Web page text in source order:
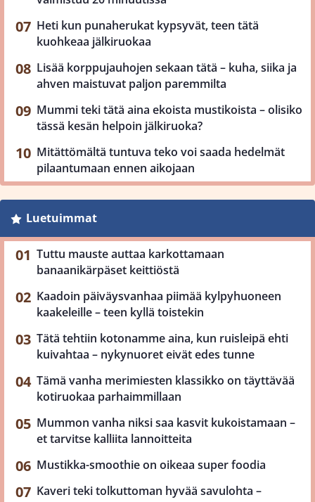
Heti kun punaherukat kypsyvät, teen tätä
kuohkeaa jälkiruokaa
Lisää korppujauhojen sekaan tätä – kuha, siika ja
ahven maistuvat paljon paremmilta
Mummi teki tätä aina ekoista mustikoista – olisiko
tässä kesän helpoin jälkiruoka?
Mitättömältä tuntuva teko voi saada hedelmät
pilaantumaan ennen aikojaan
Luetuimmat
Tuttu mauste auttaa karkottamaan
banaanikärpäset keittiöstä
Kaadoin päiväysvanhaa piimää kylpyhuoneen
kaakeleille – teen kyllä toistekin
Tätä tehtiin kotonamme aina, kun ruisleipä ehti
kuivahtaa – nykynuoret eivät edes tunne
Tämä vanha merimiesten klassikko on täyttävää
kotiruokaa parhaimmillaan
Mummon vanha niksi saa kasvit kukoistamaan –
et tarvitse kalliita lannoitteita
Mustikka-smoothie on oikeaa super foodia
Kaveri teki tolkuttoman hyvää savulohta –